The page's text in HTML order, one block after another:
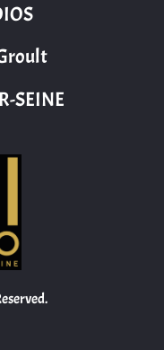
SEINE